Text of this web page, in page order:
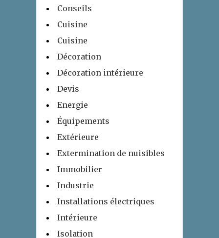
Conseils
Cuisine
Cuisine
Décoration
Décoration intérieure
Devis
Energie
Équipements
Extérieure
Extermination de nuisibles
Immobilier
Industrie
Installations électriques
Intérieure
Isolation